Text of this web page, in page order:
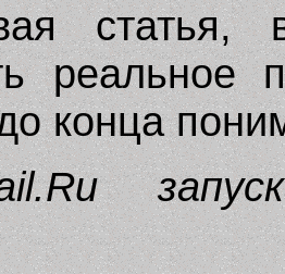
статья,
реальное
конца